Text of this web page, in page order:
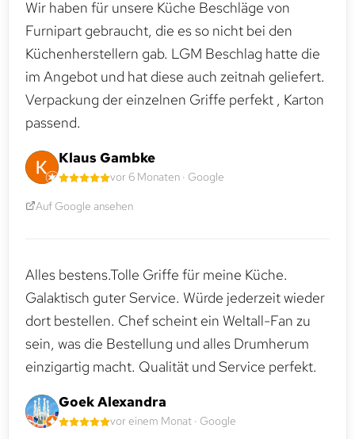
Wir haben für unsere Küche Beschläge von
Furnipart gebraucht, die es so nicht bei den
Küchenherstellern gab. LGM Beschlag hatte die
im Angebot und hat diese auch zeitnah geliefert.
Verpackung der einzelnen Griffe perfekt , Karton
passend.
Klaus Gambke
vor 6 Monaten · Google
Auf Google ansehen
Alles bestens.Tolle Griffe für meine Küche.
Galaktisch guter Service. Würde jederzeit wieder
dort bestellen. Chef scheint ein Weltall-Fan zu
sein, was die Bestellung und alles Drumherum
einzigartig macht. Qualität und Service perfekt.
Goek Alexandra
vor einem Monat · Google